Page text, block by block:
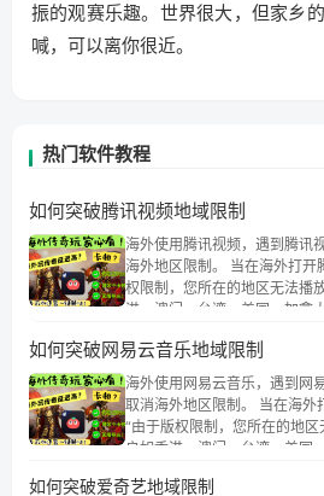
振的观赛乐趣。世界很大，但家乡
喊，可以离你很近。
热门软件教程
如何突破腾讯视频地域限制
海外使用腾讯视频，遇到腾讯
海外地区限制。 当在海外打开腾讯视频，却突然弹出“由于版
权限制，您所在的地区无法播放”的提示
港、澳门、台湾、美国、加拿
权限制问题，且仅能在中国大陆地区播放
朋友们，使用番茄回国加速器
讯视频地区版权限制」的问题
湾、美国、加拿大、澳大利亚
学、定居等，都可以使用，不
如何突破网易云音乐地域限制
海外使用网易云音乐，遇到网
取消海外地区限制。 当在海外打开网易云音乐，却突然弹出
“由于版权限制，您所在的地区无法
户如香港、澳门、台湾、美国
地区及版权限制问题，且仅能在中
如何突破爱奇艺地域限制